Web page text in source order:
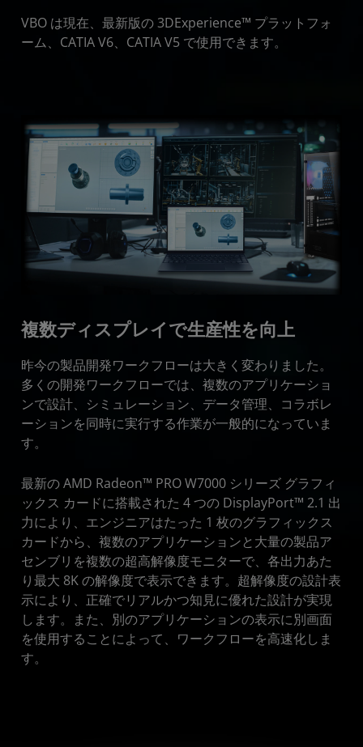
VBO は現在、最新版の 3DExperience™ プラットフォ
ーム、CATIA V6、CATIA V5 で使用できます。
複数ディスプレイで生産性を向上
昨今の製品開発ワークフローは大きく変わりました。
多くの開発ワークフローでは、複数のアプリケーショ
ンで設計、シミュレーション、データ管理、コラボレ
ーションを同時に実行する作業が一般的になっていま
す。
最新の AMD Radeon™ PRO W7000 シリーズ グラフィ
ックス カードに搭載された 4 つの DisplayPort™ 2.1 出
力により、エンジニアはたった 1 枚のグラフィックス
カードから、複数のアプリケーションと大量の製品ア
センブリを複数の超高解像度モニターで、各出力あた
り最大 8K の解像度で表示できます。超解像度の設計表
示により、正確でリアルかつ知見に優れた設計が実現
します。また、別のアプリケーションの表示に別画面
を使用することによって、ワークフローを高速化しま
す。